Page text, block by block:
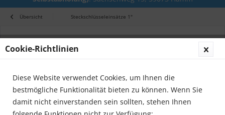
Übersicht Steckschlüsseleinsätze 1"
Cookie-Richtlinien
Diese Website verwendet Cookies, um Ihnen die
bestmögliche Funktionalität bieten zu können. Wenn Sie
damit nicht einverstanden sein sollten, stehen Ihnen